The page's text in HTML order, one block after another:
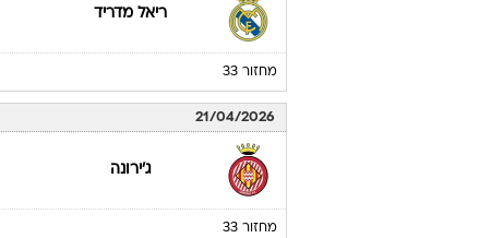
ריאל מדריד
מחזור 33
21/04/2026
ג'ירונה
מחזור 33